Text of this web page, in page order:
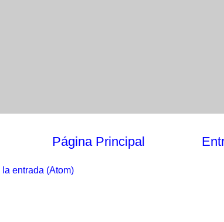
Página Principal
entrada (Atom)